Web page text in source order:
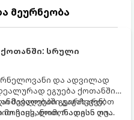
მეურნეობა
სრული
და ადვილად
ეგუება ქოთანში
მებაღეები გვირჩევენ,
რადგან ღია
გაგახარებთ
ჩაის, ლიმონათისა თუ